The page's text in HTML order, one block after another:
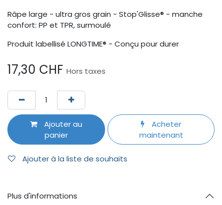
Râpe large - ultra gros grain - Stop'Glisse® - manche
confort: PP et TPR, surmoulé
Produit labellisé LONGTIME® - Conçu pour durer
17,30 CHF Hors taxes
Ajouter au
panier
Acheter
maintenant
Ajouter à la liste de souhaits
Plus d'informations